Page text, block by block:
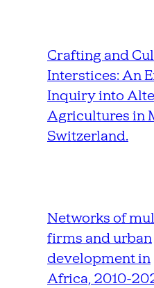
Crafting and
Interstices: An
Inquiry into
Agricultures in
Switzerland.
Networks of
firms and urban
development in
Africa, 2010-